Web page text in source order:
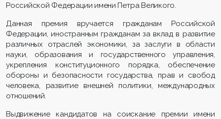
Российской Федерации имени Петра Великого.
Данная премия вручается гражданам Российской
Федерации, иностранным гражданам за вклад в развитие
различных отраслей экономики, за заслуги в области
науки, образования и государственного управления,
укрепления конституционного порядка, обеспечение
обороны и безопасности государства, прав и свобод
человека, развитие внешней политики, международных
отношений.
Выдвижение кандидатов на соискание премии имени